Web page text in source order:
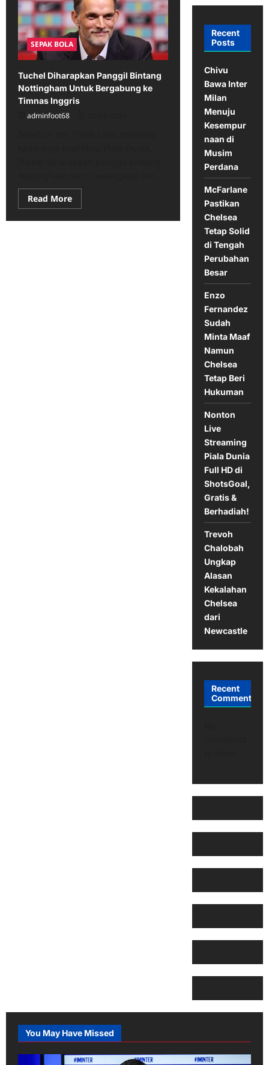
SEPAK BOLA
Tuchel Diharapkan Panggil Bintang
Nottingham Untuk Bergabung ke
Timnas Inggris
adminfoot68
Read MoreRead
more
Tuchel
Recent
Posts
Chivu
Bawa Inter
Milan
Menuju
Kesempur
naan di
Musim
Perdana
McFarlane
Pastikan
Chelsea
Tetap Solid
di Tengah
Perubahan
Besar
Enzo
Fernandez
Sudah
Minta Maaf
Namun
Chelsea
Tetap Beri
Hukuman
Nonton
Live
Streaming
Piala Dunia
Full HD di
ShotsGoal,
Gratis &
Berhadiah!
Trevoh
Chalobah
Ungkap
Alasan
Kekalahan
Chelsea
dari
Newcastle
Recent
Comments
You May Have Missed